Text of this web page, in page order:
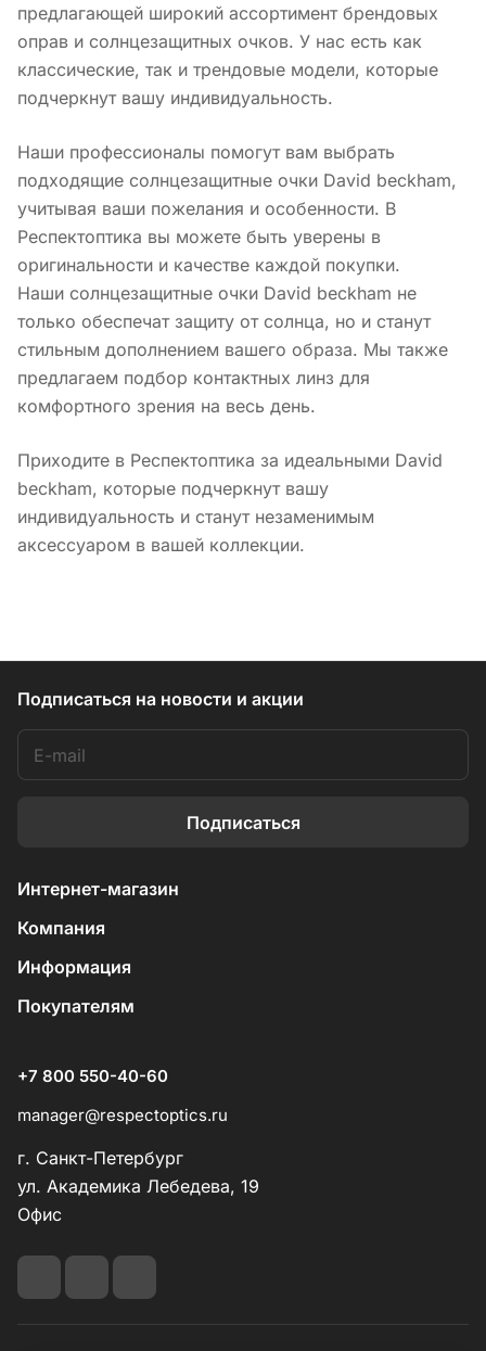
предлагающей широкий ассортимент брендовых
оправ и солнцезащитных очков. У нас есть как
классические, так и трендовые модели, которые
подчеркнут вашу индивидуальность.
Наши профессионалы помогут вам выбрать
подходящие солнцезащитные очки David beckham,
учитывая ваши пожелания и особенности. В
Респектоптика вы можете быть уверены в
оригинальности и качестве каждой покупки.
Наши солнцезащитные очки David beckham не
только обеспечат защиту от солнца, но и станут
стильным дополнением вашего образа. Мы также
предлагаем подбор контактных линз для
комфортного зрения на весь день.
Приходите в Респектоптика за идеальными David
beckham, которые подчеркнут вашу
индивидуальность и станут незаменимым
аксессуаром в вашей коллекции.
Подписаться на новости и акции
Подписаться
Интернет-магазин
Компания
Информация
Покупателям
+7 800 550-40-60
manager@respectoptics.ru
г. Санкт-Петербург
ул. Академика Лебедева, 19
Офис